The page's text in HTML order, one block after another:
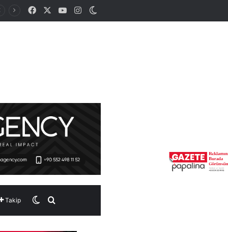
FacebookYouTubeInstagramDış görünümü değiştir
Takip Dış görünümü değiştir